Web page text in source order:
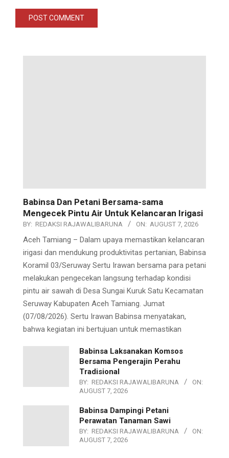
Babinsa Dan Petani Bersama-sama
Mengecek Pintu Air Untuk Kelancaran Irigasi
BY: REDAKSI RAJAWALIBARUNA ON: AUGUST 7, 2026
Aceh Tamiang – Dalam upaya memastikan kelancaran
irigasi dan mendukung produktivitas pertanian, Babinsa
Koramil 03/Seruway Sertu Irawan bersama para petani
melakukan pengecekan langsung terhadap kondisi
pintu air sawah di Desa Sungai Kuruk Satu Kecamatan
Seruway Kabupaten Aceh Tamiang. Jumat
(07/08/2026). Sertu Irawan Babinsa menyatakan,
bahwa kegiatan ini bertujuan untuk memastikan
Babinsa Laksanakan Komsos
Bersama Pengerajin Perahu
Tradisional
BY: REDAKSI RAJAWALIBARUNA
ON:
AUGUST 7, 2026
Babinsa Dampingi Petani
Perawatan Tanaman Sawi
BY: REDAKSI RAJAWALIBARUNA
ON:
AUGUST 7, 2026